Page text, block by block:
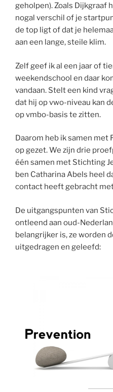
geholpen). Zoals Dijkgraaf
nogal verschil of je
de top ligt of dat je
aan een lange, steile klim.
Zelf geef ik al een jaar of
weekendschool en daar
vandaan. Stelt een kind
dat hij op vwo-niveau kan
op vmbo-basis te zitten.
Daarom heb ik samen met
op gezet. We zijn drie
één samen met Stichting
ben Catharina Abels heel
contact heeft gebracht
De uitgangspunten van
ontleend aan oud-
belangrijker is, ze worden
uitgedragen en geleefd: